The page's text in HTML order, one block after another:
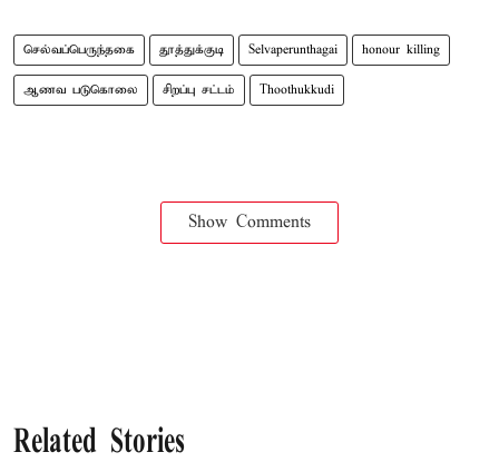
செல்வப்பெருந்தகை தூத்துக்குடி Selvaperunthagai honour killing
ஆணவ படுகொலை சிறப்பு சட்டம் Thoothukkudi
Show Comments
Related Stories